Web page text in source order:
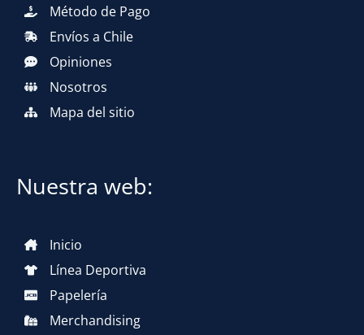
Método de Pago
Envíos a Chile
Opiniones
Nosotros
Mapa del sitio
Nuestra web:
Inicio
Línea Deportiva
Papelería
Merchandising